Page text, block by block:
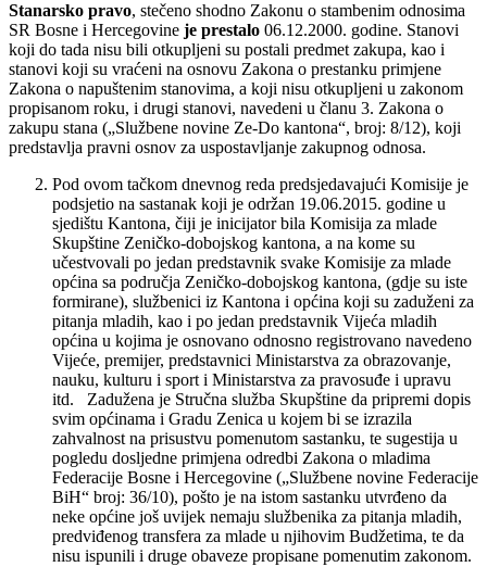
Stanarsko pravo, stečeno shodno Zakonu o stambenim odnosima
SR Bosne i Hercegovine je prestalo 06.12.2000. godine. Stanovi
koji do tada nisu bili otkupljeni su postali predmet zakupa, kao i
stanovi koji su vraćeni na osnovu Zakona o prestanku primjene
Zakona o napuštenim stanovima, a koji nisu otkupljeni u zakonom
propisanom roku, i drugi stanovi, navedeni u članu 3. Zakona o
zakupu stana („Službene novine Ze-Do kantona“, broj: 8/12), koji
predstavlja pravni osnov za uspostavljanje zakupnog odnosa.
Pod ovom tačkom dnevnog reda predsjedavajući Komisije je
podsjetio na sastanak koji je održan 19.06.2015. godine u
sjedištu Kantona, čiji je inicijator bila Komisija za mlade
Skupštine Zeničko-dobojskog kantona, a na kome su
učestvovali po jedan predstavnik svake Komisije za mlade
općina sa područja Zeničko-dobojskog kantona, (gdje su iste
formirane), službenici iz Kantona i općina koji su zaduženi za
pitanja mladih, kao i po jedan predstavnik Vijeća mladih
općina u kojima je osnovano odnosno registrovano navedeno
Vijeće, premijer, predstavnici Ministarstva za obrazovanje,
nauku, kulturu i sport i Ministarstva za pravosuđe i upravu
itd. Zadužena je Stručna služba Skupštine da pripremi dopis
svim općinama i Gradu Zenica u kojem bi se izrazila
zahvalnost na prisustvu pomenutom sastanku, te sugestija u
pogledu dosljedne primjena odredbi Zakona o mladima
Federacije Bosne i Hercegovine („Službene novine Federacije
BiH“ broj: 36/10), pošto je na istom sastanku utvrđeno da
neke općine još uvijek nemaju službenika za pitanja mladih,
predviđenog transfera za mlade u njihovim Budžetima, te da
nisu ispunili i druge obaveze propisane pomenutim zakonom.